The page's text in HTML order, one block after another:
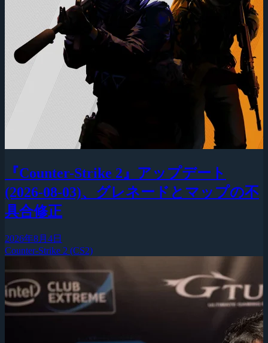
『Counter-Strike 2』アップデート
(2026-08-03)、グレネードとマップの不
具合修正
2026年8月4日
Counter-Strike 2 (CS2)